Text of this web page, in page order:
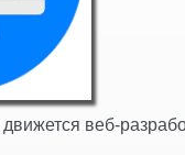
веб-